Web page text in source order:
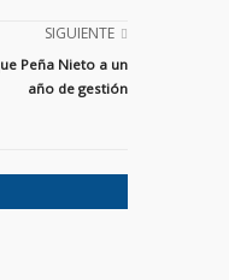
SIGUIENTE
Peña Nieto a un
año de gestión